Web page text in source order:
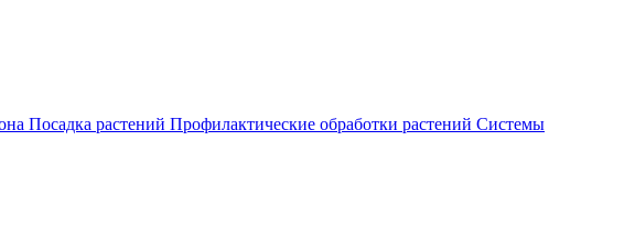
Посадка растений Профилактические обработки растений Системы